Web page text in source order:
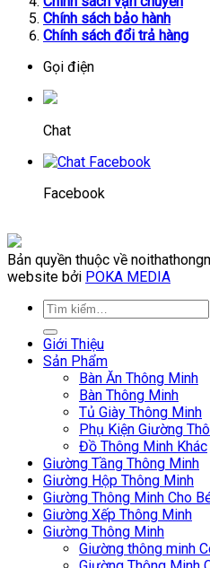
Chính sách bảo hành
Chính sách đổi trả hàng
Gọi điện
Chat
Facebook
Bản quyền thuộc về
website bởi POKA MEDIA
Giới Thiệu
Sản Phẩm
Bàn Ăn Thông Minh
Bàn Thông Minh
Tủ Giày Thông Minh
Phụ Kiện Giường
Đồ Thông Minh Khác
Giường Tầng Thông Minh
Giường Hộp Thông Minh
Giường Thông Minh Cho
Giường Xếp Thông Minh
Giường Thông Minh
Giường thông minh